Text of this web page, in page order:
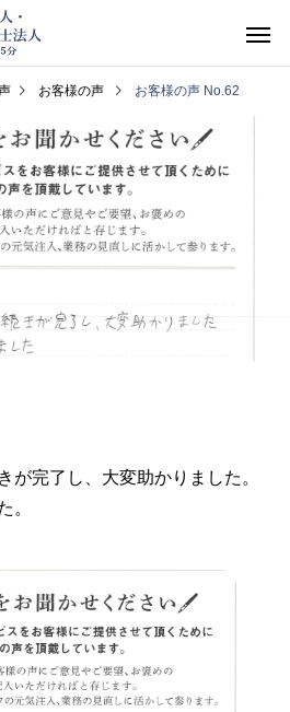
お客様の声 お客様の声 No.62
が完了し、大変助かりました。
。